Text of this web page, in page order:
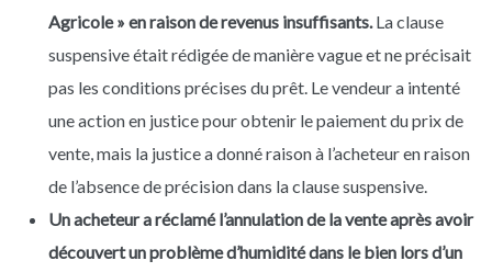
Agricole » en raison de revenus insuffisants. La clause
suspensive était rédigée de manière vague et ne précisait
pas les conditions précises du prêt. Le vendeur a intenté
une action en justice pour obtenir le paiement du prix de
vente, mais la justice a donné raison à l’acheteur en raison
de l’absence de précision dans la clause suspensive.
Un acheteur a réclamé l’annulation de la vente après avoir
découvert un problème d’humidité dans le bien lors d’un